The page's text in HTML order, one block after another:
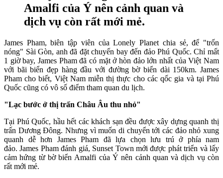
Amalfi của Ý nên cảnh quan và
dịch vụ còn rất mới mẻ.
James Pham, biên tập viên của Lonely Planet chia sẻ, để "trốn
nóng" Sài Gòn, anh đã đặt chuyến bay đến đảo Phú Quốc. Chỉ mất
1 giờ bay, James Pham đã có mặt ở hòn đảo lớn nhất của Việt Nam
với bãi biển đẹp hàng đầu với đường bờ biển dài 150km. James
Pham cho biết, Việt Nam miễn thị thực cho các qốc gia và tại Phú
Quốc cũng có vô số điểm tham quan du lịch.
"Lạc bước ở thị trấn Châu Âu thu nhỏ"
Tại Phú Quốc, hầu hết các khách sạn đều được xây dựng quanh thị
trấn Dương Đông. Nhưng vì muốn di chuyển tới các đảo nhỏ xung
quanh dễ hơn James Pham đã lựa chọn lưu trú ở phía nam
đảo. James Pham đánh giá, Sunset Town mới được phát triển và lấy
cảm hứng từ bờ biển Amalfi của Ý nên cảnh quan và dịch vụ còn
rất mới mẻ.